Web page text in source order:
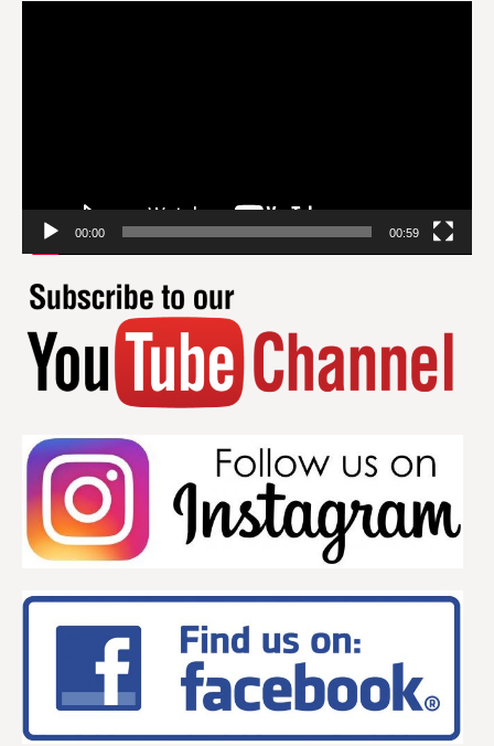
00:00 00:59